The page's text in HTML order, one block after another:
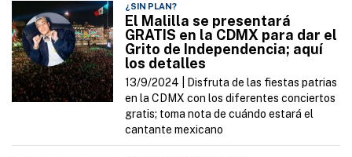
¿SIN PLAN?
El Malilla se presentará
GRATIS en la CDMX para dar el
Grito de Independencia; aquí
los detalles
13/9/2024 |
Disfruta de las fiestas patrias
en la CDMX con los diferentes conciertos
gratis; toma nota de cuándo estará el
cantante mexicano